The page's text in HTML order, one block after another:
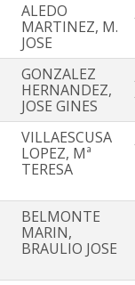
ALEDO
MARTINEZ, M.
JOSE
GONZALEZ
HERNANDEZ,
JOSE GINES
VILLAESCUSA
LOPEZ, Mª
TERESA
BELMONTE
MARIN,
BRAULIO JOSE